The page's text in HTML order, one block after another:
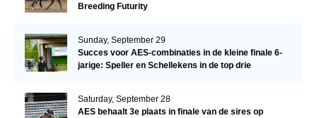
Breeding Futurity
Sunday, September 29
Succes voor AES-combinaties in de kleine finale 6-
jarige: Speller en Schellekens in de top drie
Saturday, September 28
AES behaalt 3e plaats in finale van de sires op